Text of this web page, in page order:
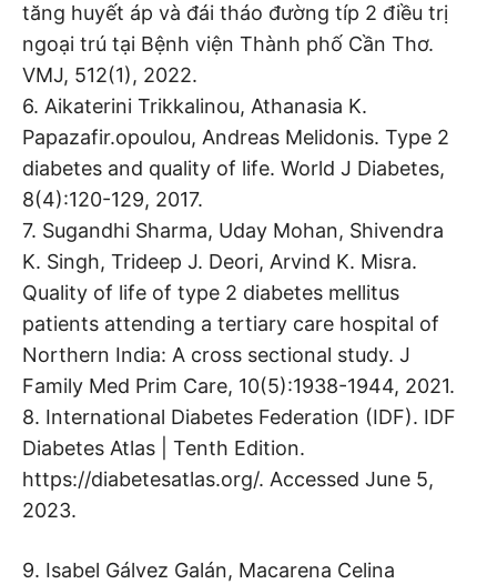
tăng huyết áp và đái tháo đường típ 2 điều trị
ngoại trú tại Bệnh viện Thành phố Cần Thơ.
VMJ, 512(1), 2022.
6. Aikaterini Trikkalinou, Athanasia K.
Papazafir.opoulou, Andreas Melidonis. Type 2
diabetes and quality of life. World J Diabetes,
8(4):120-129, 2017.
7. Sugandhi Sharma, Uday Mohan, Shivendra
K. Singh, Trideep J. Deori, Arvind K. Misra.
Quality of life of type 2 diabetes mellitus
patients attending a tertiary care hospital of
Northern India: A cross sectional study. J
Family Med Prim Care, 10(5):1938-1944, 2021.
8. International Diabetes Federation (IDF). IDF
Diabetes Atlas | Tenth Edition.
https://diabetesatlas.org/. Accessed June 5,
2023.
9. Isabel Gálvez Galán, Macarena Celina